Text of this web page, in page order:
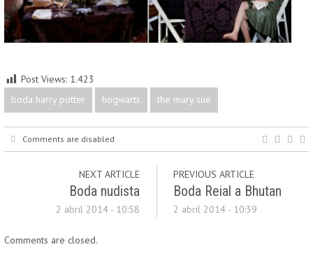
Post Views: 1.423
boda harry potter
hogwarts the mary sue
Comments are disabled
NEXT ARTICLE
Boda nudista
2 abril 2014 - 10:58
PREVIOUS ARTICLE
Boda Reial a Bhutan
2 abril 2014 - 10:39
Comments are closed.